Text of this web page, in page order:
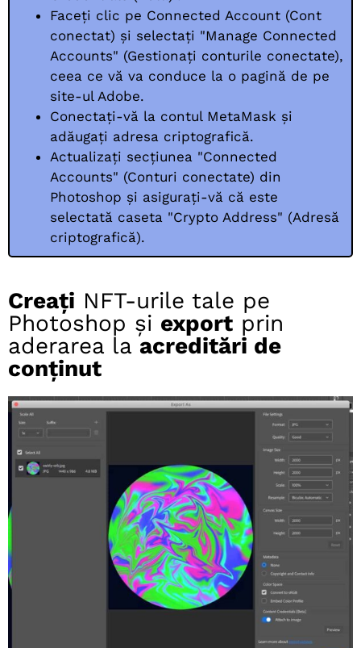
Faceți clic pe Connected Account (Cont
conectat) și selectați "Manage Connected
Accounts" (Gestionați conturile conectate),
ceea ce vă va conduce la o pagină de pe
site-ul Adobe.
Conectați-vă la contul MetaMask și
adăugați adresa criptografică.
Actualizați secțiunea "Connected
Accounts" (Conturi conectate) din
Photoshop și asigurați-vă că este
selectată caseta "Crypto Address" (Adresă
criptografică).
Creați NFT-urile tale pe
Photoshop și export prin
aderarea laacreditări de
conținut